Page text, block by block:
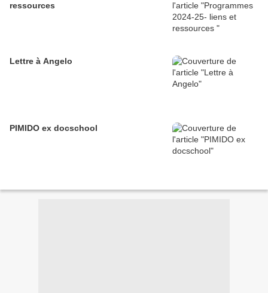
ressources
Lettre à Angelo
PIMIDO ex docschool